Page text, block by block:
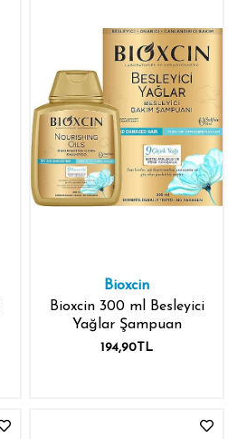
Bioxcin
Bioxcin 300 ml Besleyici
Yağlar Şampuan
194,90TL